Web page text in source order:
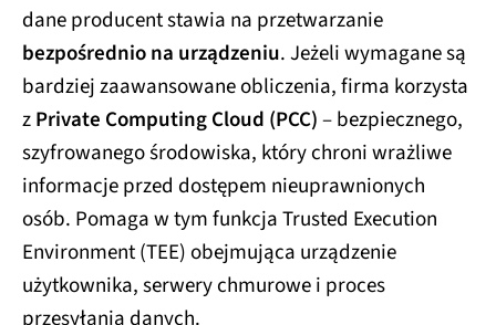
dane producent stawia na przetwarzanie
bezpośrednio na urządzeniu. Jeżeli wymagane są
bardziej zaawansowane obliczenia, firma korzysta
zPrivate Computing Cloud (PCC)– bezpiecznego,
szyfrowanego środowiska, który chroni wrażliwe
informacje przed dostępem nieuprawnionych
osób. Pomaga w tym funkcja Trusted Execution
Environment (TEE) obejmująca urządzenie
użytkownika, serwery chmurowe i proces
przesyłania danych.